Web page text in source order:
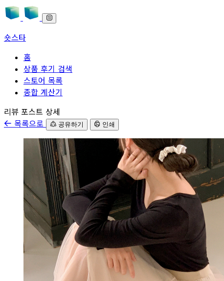
숏스타
홈
상품 후기 검색
스토어 목록
종합 계산기
본문으로 바로가기
리뷰 포스트 상세
목록으로
공유하기 인쇄